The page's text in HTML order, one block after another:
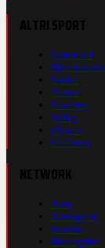
Formula 1
Basket
Tennis
Running
Volley
eSports
Ciclismo
Auto
Autosprint
Inmoto
Motosprint